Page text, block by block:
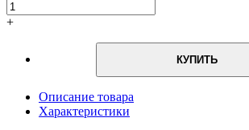
+
КУПИТЬ
Описание товара
Характеристики